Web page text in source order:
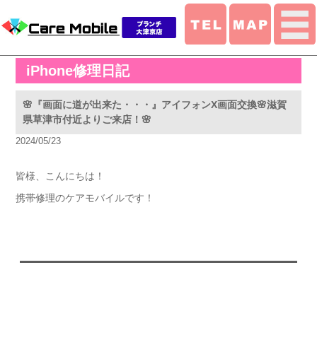
iPhone修理日記
🌸『画面に道が出来た・・・』アイフォンX画面交換🌸滋賀
県草津市付近よりご来店！🌸
2024/05/23
皆様、こんにちは！
携帯修理のケアモバイルです！